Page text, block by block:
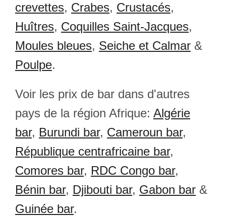
crevettes, Crabes, Crustacés,
Huîtres, Coquilles Saint-Jacques,
Moules bleues, Seiche et Calmar &
Poulpe.
Voir les prix de bar dans d'autres
pays de la région Afrique: Algérie
bar, Burundi bar, Cameroun bar,
République centrafricaine bar,
Comores bar, RDC Congo bar,
Bénin bar, Djibouti bar, Gabon bar &
Guinée bar.